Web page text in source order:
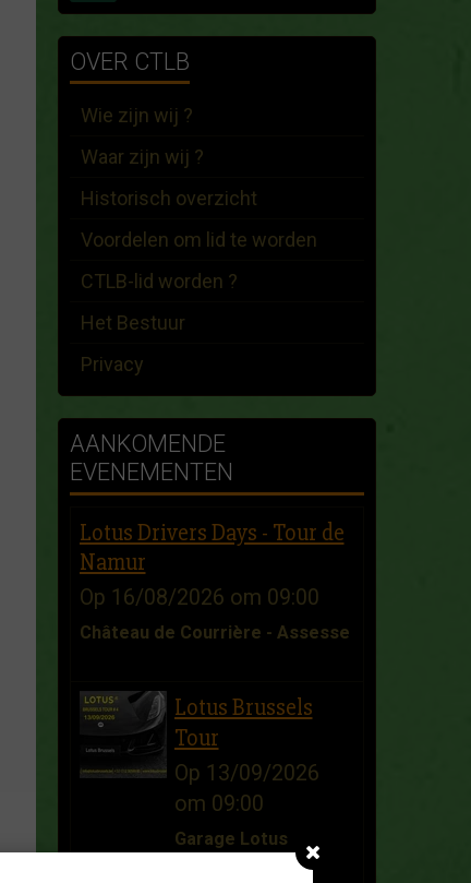
OVER CTLB
Wie zijn wij ?
Waar zijn wij ?
Historisch overzicht
Voordelen om lid te worden
CTLB-lid worden ?
Het Bestuur
Privacy
AANKOMENDE
EVENEMENTEN
Lotus Drivers Days - Tour de
Namur
Op 16/08/2026 om 09:00
Château de Courrière - Assesse
Lotus Brussels
Tour
Op 13/09/2026
om 09:00
Garage Lotus
Brussels - Zellik